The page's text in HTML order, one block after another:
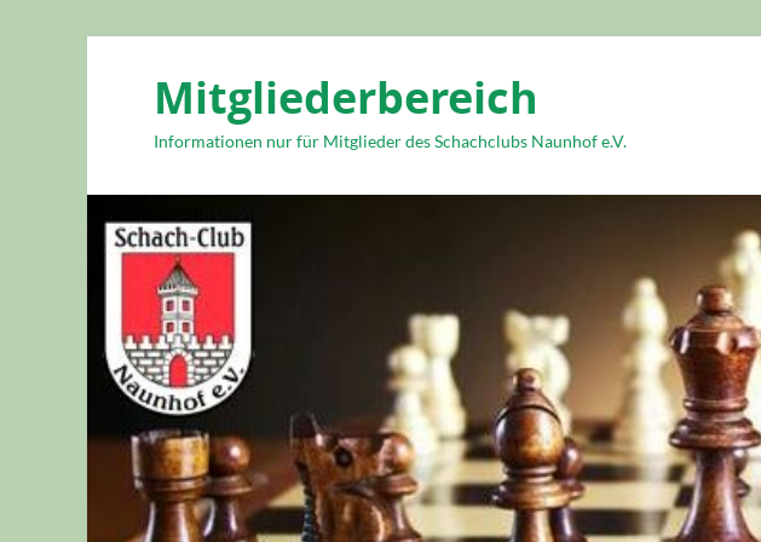
Mitgliederbereich
Informationen nur für Mitglieder des Schachclubs Naunhof e.V.